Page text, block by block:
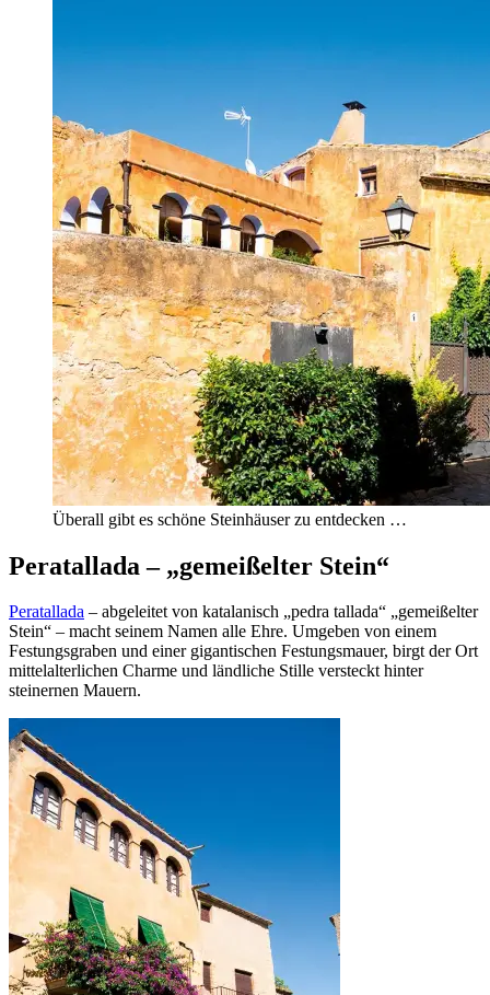
Überall gibt es schöne Steinhäuser zu entdecken …
Peratallada – „gemeißelter Stein“
Peratallada – abgeleitet von katalanisch „pedra tallada“ „gemeißelter
Stein“ – macht seinem Namen alle Ehre. Umgeben von einem
Festungsgraben und einer gigantischen Festungsmauer, birgt der Ort
mittelalterlichen Charme und ländliche Stille versteckt hinter
steinernen Mauern.